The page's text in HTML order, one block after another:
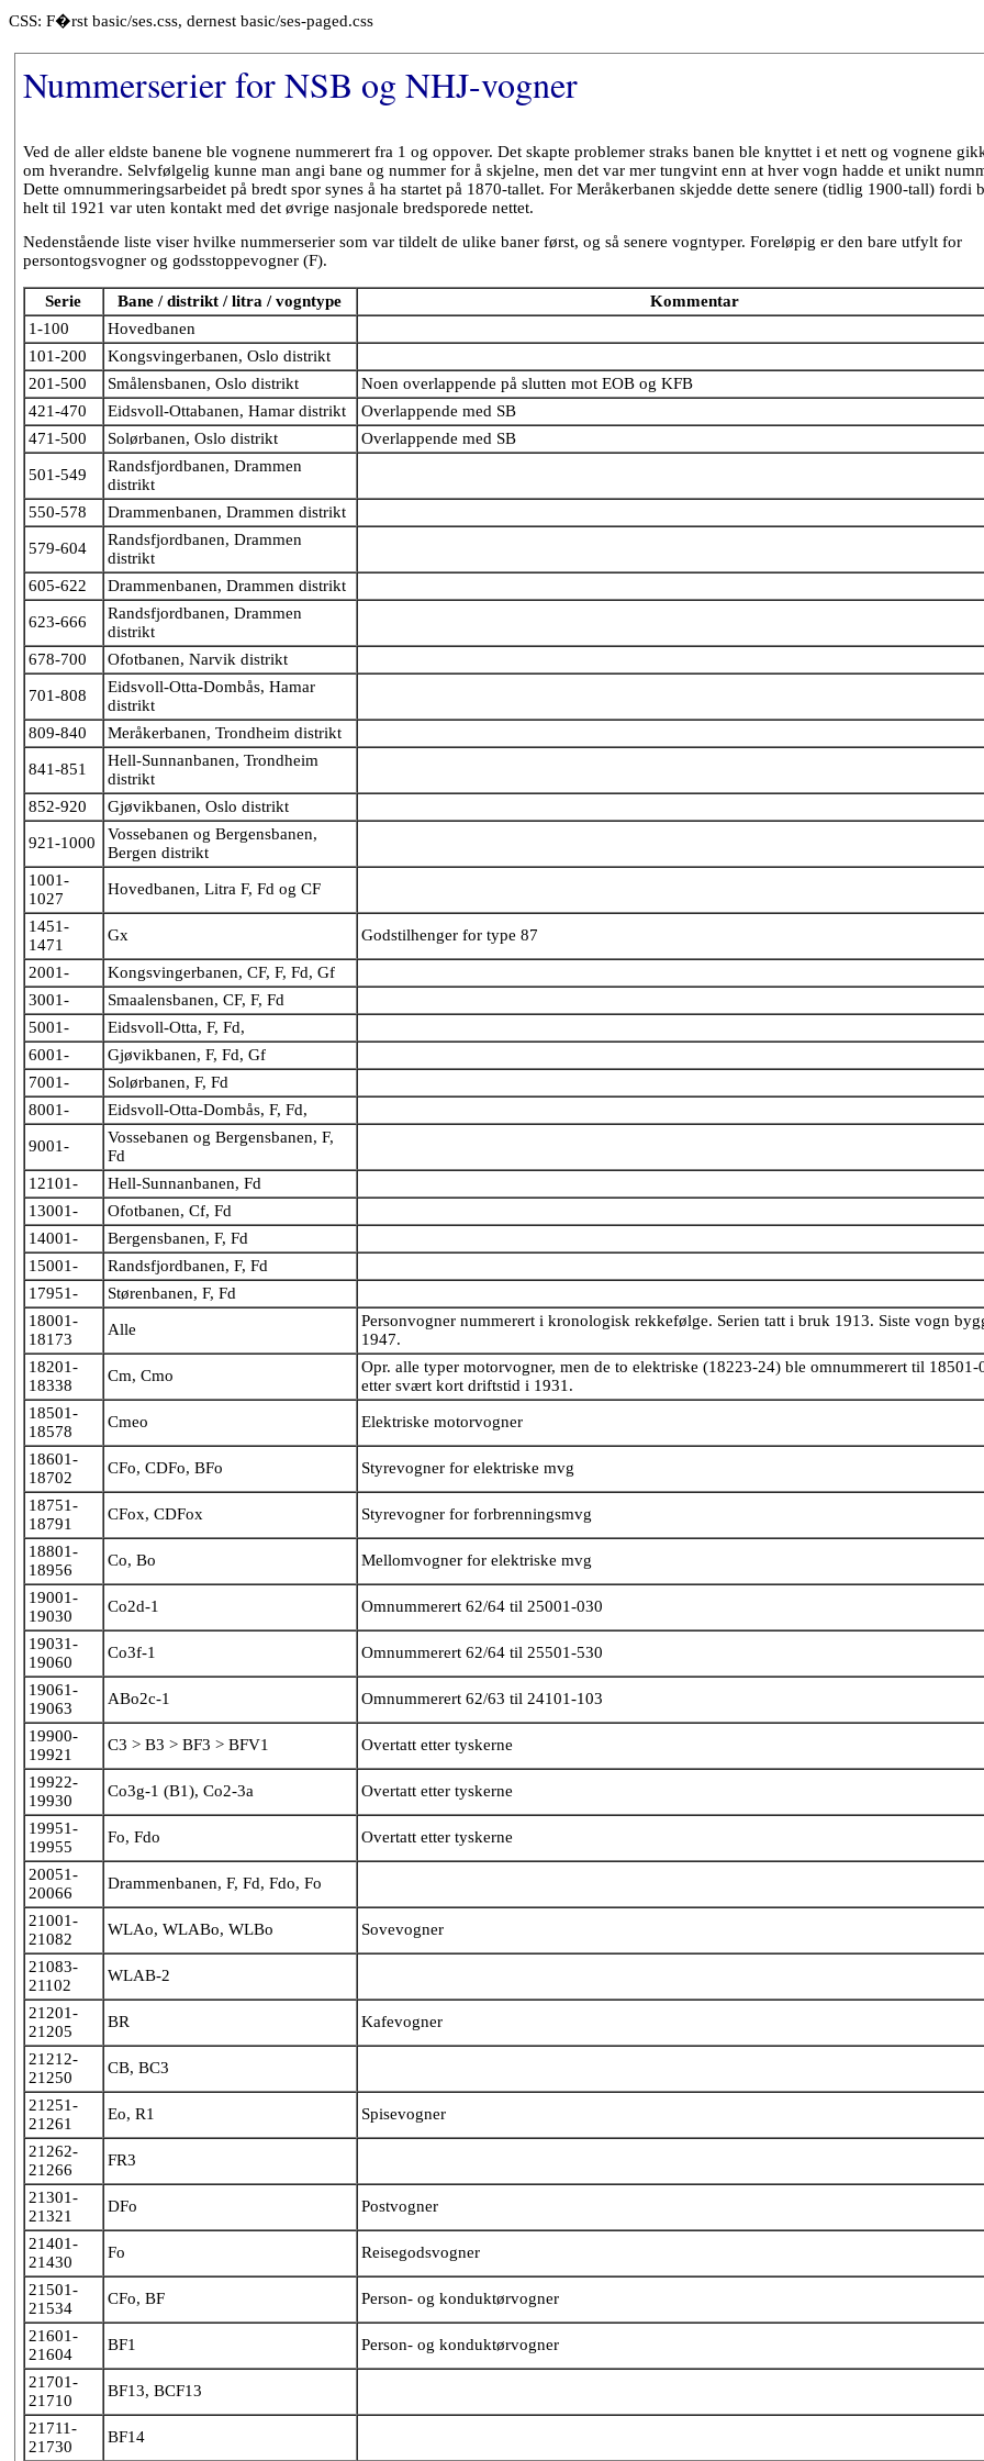
CSS: F�rst basic/ses.css, dernest basic/ses-paged.css
Nummerserier for NSB og NHJ-vogner
Ved de aller eldste banene ble vognene nummerert fra 1 og oppover. Det skapte problemer straks banen ble knyttet i et nett og vognene
om hverandre. Selvfølgelig kunne man angi bane og nummer for å skjelne, men det var mer tungvint enn at hver vogn hadde et unikt
Dette omnummeringsarbeidet på bredt spor synes å ha startet på 1870-tallet. For Meråkerbanen skjedde dette senere (tidlig 1900-tall) fordi
helt til 1921 var uten kontakt med det øvrige nasjonale bredsporede nettet.
Nedenstående liste viser hvilke nummerserier som var tildelt de ulike baner først, og så senere vogntyper. Foreløpig er den bare utfylt for
persontogsvogner og godsstoppevogner (F).
Serie Bane / distrikt / litra / vogntype
Kommentar
1-100
Hovedbanen
101-200
Kongsvingerbanen, Oslo distrikt
201-500
Smålensbanen, Oslo distrikt
Noen overlappende på slutten mot EOB og KFB
421-470
Eidsvoll-Ottabanen, Hamar distrikt
Overlappende med SB
471-500
Solørbanen, Oslo distrikt Overlappende med SB
501-549
Randsfjordbanen, Drammen
distrikt
550-578
Drammenbanen, Drammen distrikt
579-604
Randsfjordbanen, Drammen
distrikt
605-622
Drammenbanen, Drammen distrikt
623-666
Randsfjordbanen, Drammen
distrikt
678-700
Ofotbanen, Narvik distrikt
701-808
Eidsvoll-Otta-Dombås, Hamar
distrikt
809-840
Meråkerbanen, Trondheim distrikt
841-851
Hell-Sunnanbanen, Trondheim
distrikt
852-920
Gjøvikbanen, Oslo distrikt
921-1000
Vossebanen og Bergensbanen,
Bergen distrikt
1001-
1027
Hovedbanen, Litra F, Fd og CF
1451-
1471
Gx Godstilhenger for type 87
2001-
Kongsvingerbanen, CF, F, Fd, Gf
3001-
Smaalensbanen, CF, F, Fd
5001-
Eidsvoll-Otta, F, Fd,
6001-
Gjøvikbanen, F, Fd, Gf
7001-
Solørbanen, F, Fd
8001-
Eidsvoll-Otta-Dombås, F, Fd,
9001-
Vossebanen og Bergensbanen, F,
Fd
12101-
Hell-Sunnanbanen, Fd
13001-
Ofotbanen, Cf, Fd
14001-
Bergensbanen, F, Fd
15001-
Randsfjordbanen, F, Fd
17951-
Størenbanen, F, Fd
18001-
18173
Alle
Personvogner nummerert i kronologisk rekkefølge. Serien tatt i bruk 1913. Siste vogn
1947.
18201-
18338
Cm, Cmo
Opr. alle typer motorvogner, men de to elektriske (18223-24) ble omnummerert til 18501-
etter svært kort driftstid i 1931.
18501-
18578
Cmeo Elektriske motorvogner
18601-
18702
CFo, CDFo, BFo Styrevogner for elektriske mvg
18751-
18791
CFox, CDFox Styrevogner for forbrenningsmvg
18801-
18956
Co, Bo Mellomvogner for elektriske mvg
19001-
19030
Co2d-1 Omnummerert 62/64 til 25001-030
19031-
19060
Co3f-1 Omnummerert 62/64 til 25501-530
19061-
19063
ABo2c-1 Omnummerert 62/63 til 24101-103
19900-
19921
C3 > B3 > BF3 > BFV1 Overtatt etter tyskerne
19922-
19930
Co3g-1 (B1), Co2-3a Overtatt etter tyskerne
19951-
19955
Fo, Fdo Overtatt etter tyskerne
20051-
20066
Drammenbanen, F, Fd, Fdo, Fo
21001-
21082
WLAo, WLABo, WLBo Sovevogner
21083-
21102
WLAB-2
21201-
21205
BR Kafevogner
21212-
21250
CB, BC3
21251-
21261
Eo, R1 Spisevogner
21262-
21266
FR3
21301-
21321
DFo Postvogner
21401-
21430
Fo Reisegodsvogner
21501-
21534
CFo, BF Person- og konduktørvogner
21601-
21604
BF1 Person- og konduktørvogner
21701-
21710
BF13, BCF13
21711-
21730
BF14